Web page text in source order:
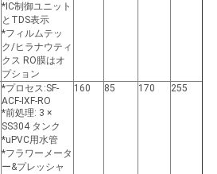
*IC制御ユニット
とTDS表示
*フィルムテッ
ク/ヒラナウティ
クス RO膜はオ
プション
*プロセス:SF-
ACF-IXF-RO
*前処理: 3 ×
SS304 タンク
*uPVC用水管
*フラワーメータ
ー&プレッシャ
160 85 170 255